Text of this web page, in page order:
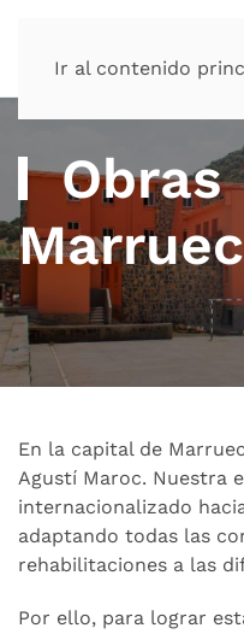
Ir al contenido
Obras
En la capital de
Agustí Maroc. Nuestra
internacionalizado
adaptando todas las
rehabilitaciones a las
Por ello, para lograr